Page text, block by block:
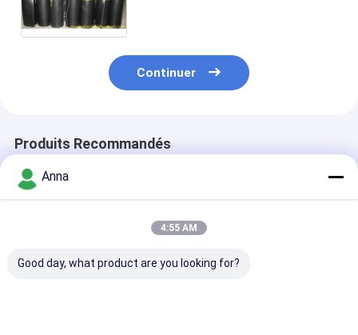
Continuer
Produits Recommandés
Anna
4:55 AM
Good day, what product are you looking for?